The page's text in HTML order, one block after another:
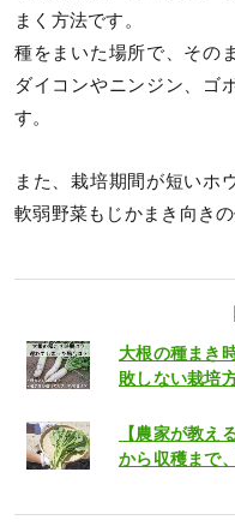
まく方法です。
種をまいた場所で、その
ダイコンやニンジン、ゴ
す。
また、栽培期間が短いホ
軟弱野菜もじかまき向きの
大根の種まき
敗しない栽培
【農家が教え
から収穫まで